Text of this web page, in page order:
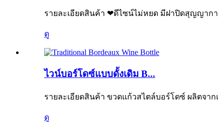
รายละเอียดสินค้า ❤ดีไซน์ไม่หยด มีฝาปิดสุญญาก
ดู
ไวน์บอร์โดซ์แบบดั้งเดิม B...
รายละเอียดสินค้า ขวดแก้วสไตล์บอร์โดซ์ ผลิตจ
ดู